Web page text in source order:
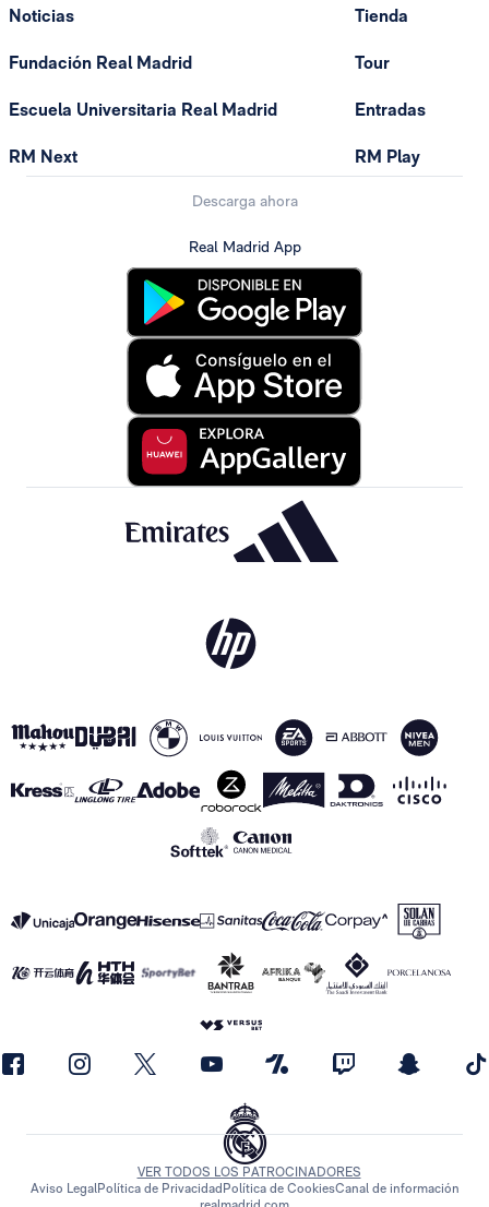
Noticias
Fundación Real Madrid
Escuela Universitaria Real Madrid
RM Next
Tienda
Tour
Entradas
RM Play
Descarga ahora
Real Madrid App
VER TODOS LOS PATROCINADORES
Aviso LegalPolítica de Privacidad Política de CookiesCanal de información